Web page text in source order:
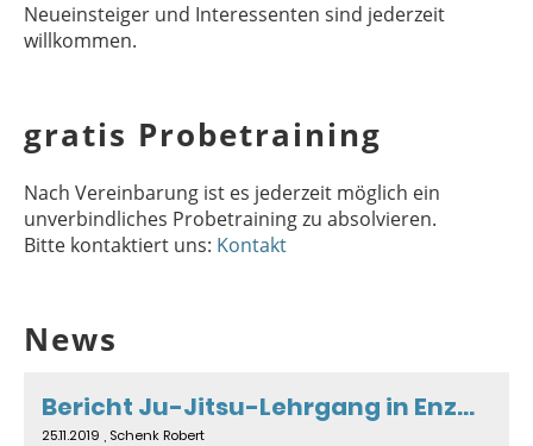
Neueinsteiger und Interessenten sind jederzeit
willkommen.
gratis Probetraining
Nach Vereinbarung ist es jederzeit möglich ein
unverbindliches Probetraining zu absolvieren.
Bitte kontaktiert uns: Kontakt
News
Bericht Ju-Jitsu-Lehrgang in Enzweihingen (D)
25.11.2019 , Schenk Robert